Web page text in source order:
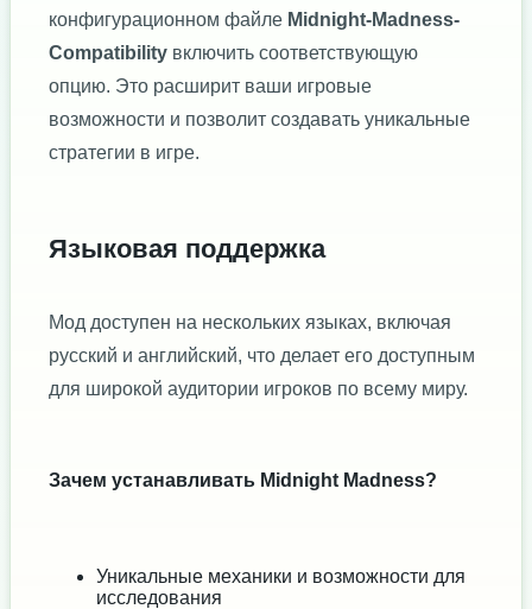
конфигурационном файле Midnight-Madness-
Compatibility включить соответствующую
опцию. Это расширит ваши игровые
возможности и позволит создавать уникальные
стратегии в игре.
Языковая поддержка
Мод доступен на нескольких языках, включая
русский и английский, что делает его доступным
для широкой аудитории игроков по всему миру.
Зачем устанавливать Midnight Madness?
Уникальные механики и возможности для
исследования